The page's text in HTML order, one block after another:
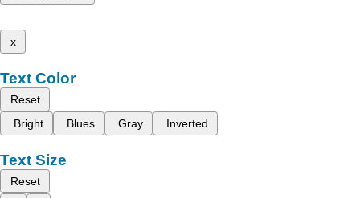
x
Text Color
Reset
Bright
Blues Gray Inverted
Text Size
Reset